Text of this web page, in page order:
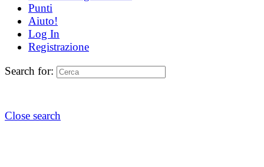
Punti
Aiuto!
Log In
Registrazione
Search for:
Close search